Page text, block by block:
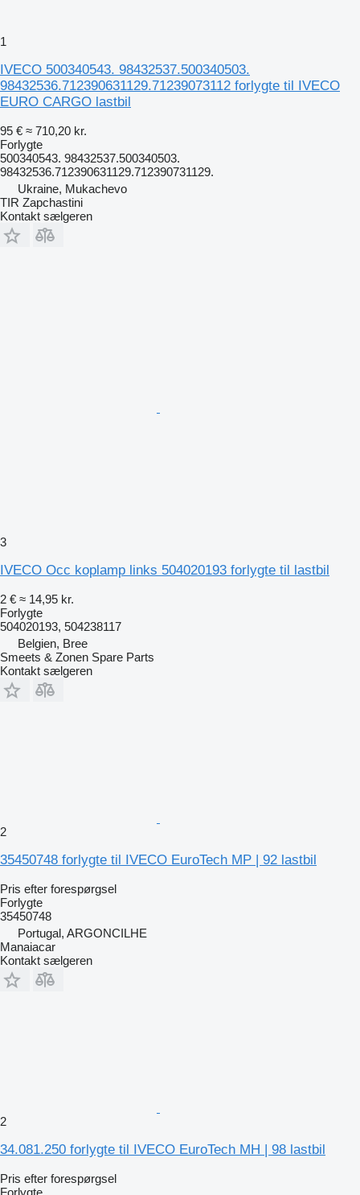
1
IVECO 500340543. 98432537.500340503.
98432536.712390631129.71239073112 forlygte til IVECO
EURO CARGO lastbil
95 € ≈ 710,20 kr.
Forlygte
500340543. 98432537.500340503.
98432536.712390631129.712390731129.
Ukraine, Mukachevo
TIR Zapchastini
Kontakt sælgeren
3
IVECO Occ koplamp links 504020193 forlygte til lastbil
2 € ≈ 14,95 kr.
Forlygte
504020193, 504238117
Belgien, Bree
Smeets & Zonen Spare Parts
Kontakt sælgeren
2
35450748 forlygte til IVECO EuroTech MP | 92 lastbil
Pris efter forespørgsel
Forlygte
35450748
Portugal, ARGONCILHE
Manaiacar
Kontakt sælgeren
2
34.081.250 forlygte til IVECO EuroTech MH | 98 lastbil
Pris efter forespørgsel
Forlygte